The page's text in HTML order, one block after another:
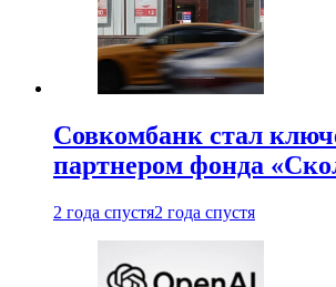
Совкомбанк стал
партнером фонда
2 года спустя2 года спустя